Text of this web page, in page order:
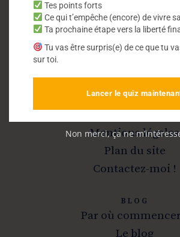
Vivre sans
Sortir de la dette et
INFOS
Mentions légales
Plan du site
Contactez-moi !
BLOG
Par où
Le blog
Tes points forts
Ce qui t’empêche (encore) de vivre
Ta prochaine étape vers la liberté
Tu vas être surpris(e) de ce que tu
sur toi.
Lancer le quiz
Non merci, ça ne